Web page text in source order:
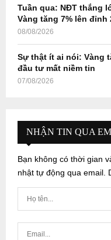
Tuần qua: NĐT thắng
Vàng tăng 7% lên
08/08/2026
Sự thật ít ai nói: Vàng
đầu tư mất niềm tin
07/08/2026
NHẬN TIN QUA
Bạn không có thời gian
nhật tự động qua email.